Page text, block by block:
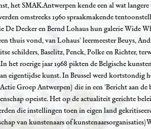
het SMAK.Antwerpen kende een al wat
omstreeks 1960 spraakmakende
De Decker en Bernd Lohaus hun galerie Wide
thuis vond, van Lohaus' leermeester Beuys,
schilders, Baselitz, Penck, Polke en Richter,
het roerige jaar 1968 pikten de Belgische
eigentijdse kunst. In Brussel werd kortstondig
Groep Antwerpen) die in een 'Bericht aan
opeiste. Het op de actualiteit gerichte
die instellingen toen in eigen land
van kunstenaars of